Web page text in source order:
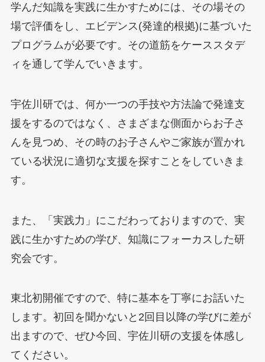
学んだ知識を実践に生かすためには、その場その
場で評価をし、エビデンス(発達的根拠)に基づいた
プログラムが必要です。その道筋をケーススタデ
ィを通して学んでいきます。
宇佐川研では、何か一つの手技や方法論で発達支
援をするのではなく、さまざまな側面からお子さ
んを見つめ、その時のお子さんやご家族が置かれ
ている状況に適切な支援を探すことをしていきま
す。
また、「実践力」にこだわっておりますので、実
践に生かすための学び、知識にフォーカスした研
究会です。
東北初開催ですので、特に基本を丁寧にお話いた
します。初回を聞かないと2回目以降の学びに差が
出ますので、ぜひ今回、宇佐川研の支援を体感し
てください。